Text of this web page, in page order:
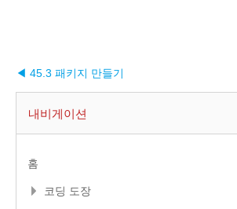
◀ 45.3 패키지 만들기
내비게이션
홈
코딩 도장